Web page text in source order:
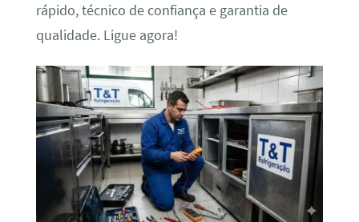
rápido, técnico de confiança e garantia de
qualidade. Ligue agora!